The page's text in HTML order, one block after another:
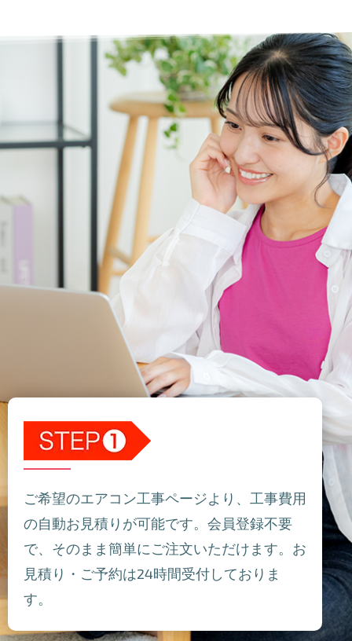
ご希望のエアコン工事ページより、工事費用
の自動お見積りが可能です。会員登録不要
で、そのまま簡単にご注文いただけます。お
見積り・ご予約は24時間受付しておりま
す。